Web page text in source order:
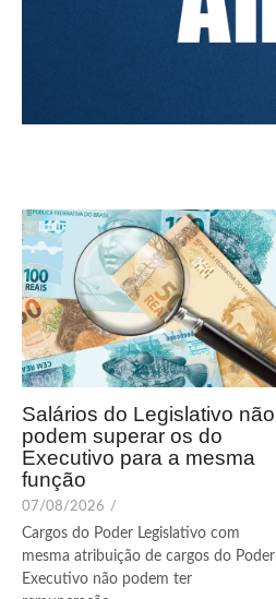
Salários do Legislativo não
podem superar os do
Executivo para a mesma
função
07/08/2026 /
Cargos do Poder Legislativo com
mesma atribuição de cargos do Poder
Executivo não podem ter